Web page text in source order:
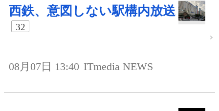
西鉄、意図しない駅構内放送
32
08月07日 13:40 ITmedia NEWS